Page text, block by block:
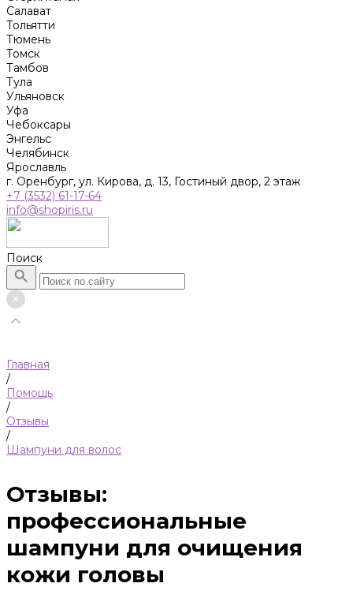
Салават
Тольятти
Тюмень
Томск
Тамбов
Тула
Ульяновск
Уфа
Чебоксары
Энгельс
Челябинск
Ярославль
г. Оренбург, ул. Кирова, д. 13, Гостиный двор, 2 этаж
+7 (3532) 61-17-64
info@shopiris.ru
Поиск
Главная
/
Помощь
/
Отзывы
/
Шампуни для волос
Отзывы:
профессиональные
шампуни для очищения
кожи головы